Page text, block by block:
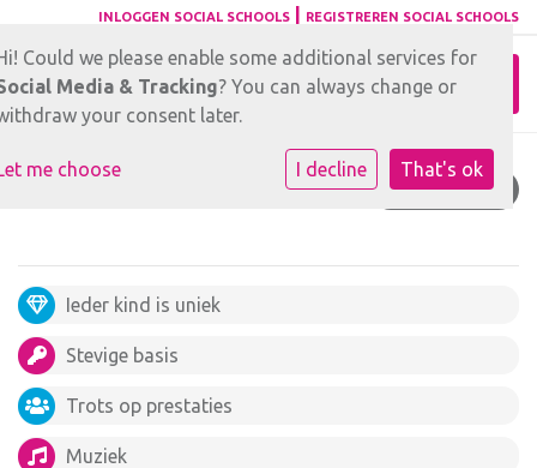
INLOGGEN SOCIAL SCHOOLS REGISTREREN SOCIAL SCHOOLS
CONTACT
Ieder kind is uniek
Stevige basis
Trots op prestaties
Muziek
Could we please enable some additional services for
Media & Tracking? You can always change or
your consent later.
me choose I decline That's ok